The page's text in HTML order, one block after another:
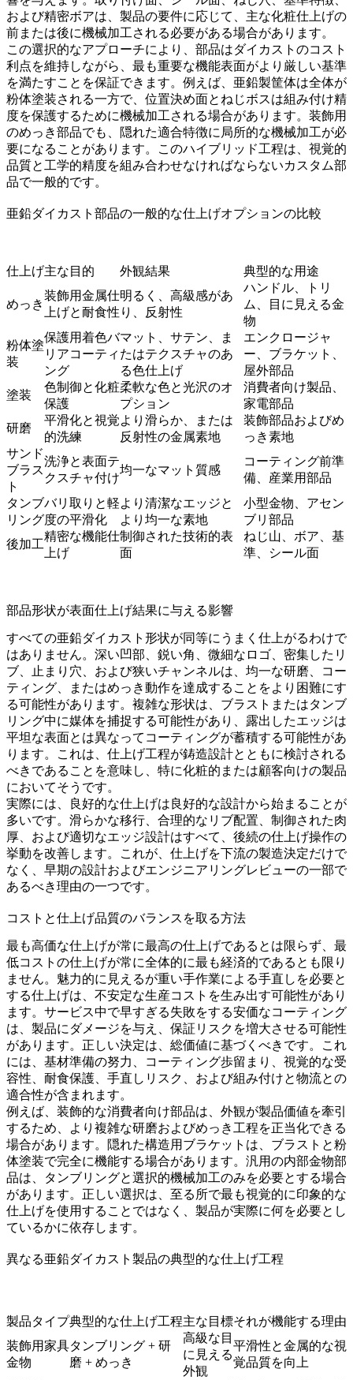
および精密ボアは、製品の要件に応じて、主な化粧仕上げの
前または後に機械加工される必要がある場合があります。
この選択的なアプローチにより、部品はダイカストのコスト
利点を維持しながら、最も重要な機能表面がより厳しい基準
を満たすことを保証できます。例えば、亜鉛製筐体は全体が
粉体塗装される一方で、位置決め面とねじボスは組み付け精
度を保護するために機械加工される場合があります。装飾用
のめっき部品でも、隠れた適合特徴に局所的な機械加工が必
要になることがあります。このハイブリッド工程は、視覚的
品質と工学的精度を組み合わせなければならないカスタム部
品で一般的です。
亜鉛ダイカスト部品の一般的な仕上げオプションの比較
仕上げ主な目的 外観結果 典型的な用途
めっき
装飾用金属仕
上げと耐食性
明るく、高級感があ
り、反射性
ハンドル、トリ
ム、目に見える金
物
粉体塗
装
保護用着色バ
リアコーティ
ング
マット、サテン、ま
たはテクスチャのあ
る色仕上げ
エンクロージャ
ー、ブラケット、
屋外部品
塗装
色制御と化粧
保護
柔軟な色と光沢のオ
プション
消費者向け製品、
家電部品
研磨
平滑化と視覚
的洗練
より滑らか、または
反射性の金属素地
装飾部品およびめ
っき素地
サンド
ブラス
ト
洗浄と表面テ
クスチャ付け
均一なマット質感
コーティング前準
備、産業用部品
タンブ
リング
バリ取りと軽
度の平滑化
より清潔なエッジと
より均一な素地
小型金物、アセン
ブリ部品
後加工
精密な機能仕
上げ
制御された技術的表
面
ねじ山、ボア、基
準、シール面
部品形状が表面仕上げ結果に与える影響
すべての亜鉛ダイカスト形状が同等にうまく仕上がるわけで
はありません。深い凹部、鋭い角、微細なロゴ、密集したリ
ブ、止まり穴、および狭いチャンネルは、均一な研磨、コー
ティング、またはめっき動作を達成することをより困難にす
る可能性があります。複雑な形状は、ブラストまたはタンブ
リング中に媒体を捕捉する可能性があり、露出したエッジは
平坦な表面とは異なってコーティングが蓄積する可能性があ
ります。これは、仕上げ工程が鋳造設計とともに検討される
べきであることを意味し、特に化粧的または顧客向けの製品
においてそうです。
実際には、良好的な仕上げは良好的な設計から始まることが
多いです。滑らかな移行、合理的なリブ配置、制御された肉
厚、および適切なエッジ設計はすべて、後続の仕上げ操作の
挙動を改善します。これが、仕上げを下流の製造決定だけで
なく、早期の設計およびエンジニアリングレビューの一部で
あるべき理由の一つです。
コストと仕上げ品質のバランスを取る方法
最も高価な仕上げが常に最高の仕上げであるとは限らず、最
低コストの仕上げが常に全体的に最も経済的であるとも限り
ません。魅力的に見えるが重い手作業による手直しを必要と
する仕上げは、不安定な生産コストを生み出す可能性があり
ます。サービス中で早すぎる失敗をする安価なコーティング
は、製品にダメージを与え、保証リスクを増大させる可能性
があります。正しい決定は、総価値に基づくべきです。これ
には、基材準備の努力、コーティング歩留まり、視覚的な受
容性、耐食保護、手直しリスク、および組み付けと物流との
適合性が含まれます。
例えば、装飾的な消費者向け部品は、外観が製品価値を牽引
するため、より複雑な研磨およびめっき工程を正当化できる
場合があります。隠れた構造用ブラケットは、ブラストと粉
体塗装で完全に機能する場合があります。汎用の内部金物部
品は、タンブリングと選択的機械加工のみを必要とする場合
があります。正しい選択は、至る所で最も視覚的に印象的な
仕上げを使用することではなく、製品が実際に何を必要とし
ているかに依存します。
異なる亜鉛ダイカスト製品の典型的な仕上げ工程
製品タイプ典型的な仕上げ工程主な目標それが機能する理由
装飾用家具
金物
タンブリング + 研
磨 + めっき
高級な目
に見える
外観
平滑性と金属的な視
覚品質を向上